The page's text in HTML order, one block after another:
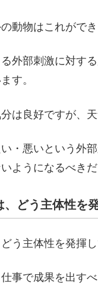
動物はこれができ
外部刺激に対す
す。
は良好ですが、
・悪いという外
ようになるべき
、どう主体性を
う主体性を発揮
事で成果を出すべ